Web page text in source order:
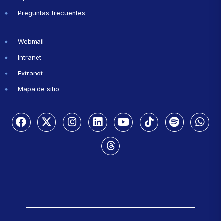
Preguntas frecuentes
Webmail
Intranet
Extranet
Mapa de sitio